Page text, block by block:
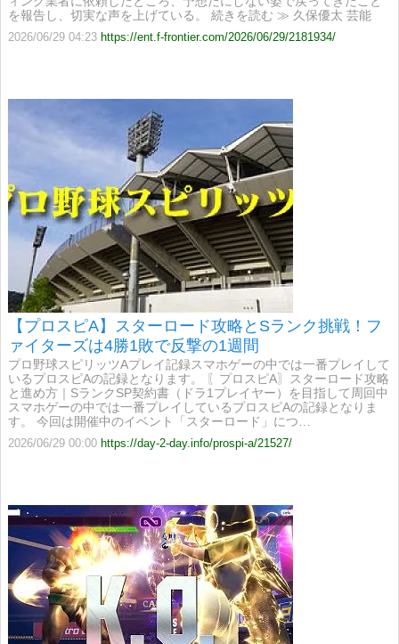
を報告し、切実な声を上げている。 続きを読む ≫ 久保優太 芸能
2026/06/29 04:23 https://ent.f-frontier.com/2026/06/29/2181934/
【プロスピA】スターロード攻略とSランク挑戦！フ
ァイターズは4勝1敗で反撃の1週間
プロ野球スピリッツAプレイ記録スマホゲーの中では一番プレイして
いるプロスピAの記録となります。 〖プロスピA〗スターロード攻略
と進め方｜SランクSP契約書（ドラ1プレイヤー）を目指して周回中
スマホゲーの中では一番プレイしているプロスピAの記録となりま
す。 今回は開催中のイベント「スターロード」につ…
2026/06/29 00:00 https://day-2-day.info/prospi-a/21527/